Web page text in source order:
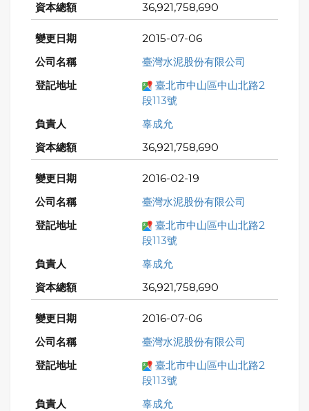
36,921,758,690
2015-07-06
臺灣水泥股份有限公司
臺北市中山區中山北路2
段113號
辜成允
36,921,758,690
2016-02-19
臺灣水泥股份有限公司
臺北市中山區中山北路2
段113號
辜成允
36,921,758,690
2016-07-06
臺灣水泥股份有限公司
臺北市中山區中山北路2
段113號
辜成允